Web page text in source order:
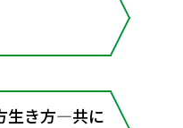
生き方―共に